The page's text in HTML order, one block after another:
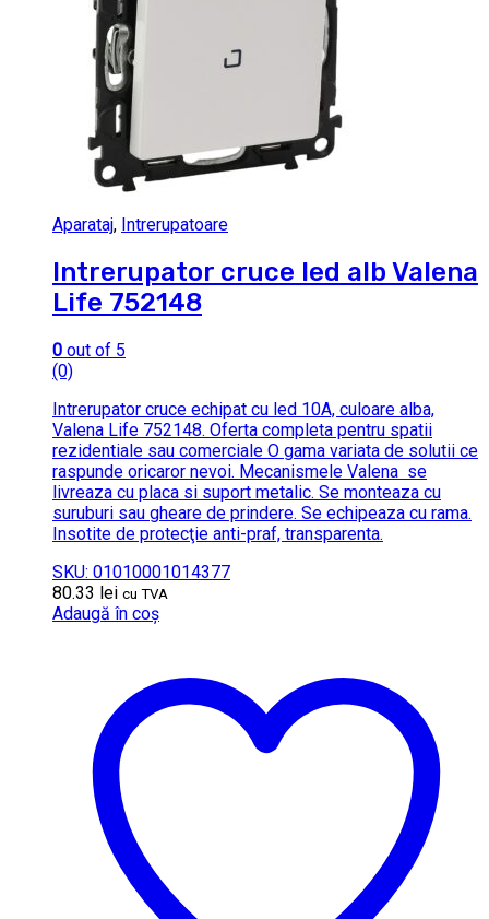
Aparataj, Intrerupatoare
Intrerupator cruce led alb Valena
Life 752148
0 out of 5
(0)
Intrerupator cruce echipat cu led 10A, culoare alba,
Valena Life 752148. Oferta completa pentru spatii
rezidentiale sau comerciale O gama variata de solutii ce
raspunde oricaror nevoi. Mecanismele Valena se
livreaza cu placa si suport metalic. Se monteaza cu
suruburi sau gheare de prindere. Se echipeaza cu rama.
Insotite de protecţie anti-praf, transparenta.
SKU: 01010001014377
80.33 lei cu TVA
Adaugă în coș